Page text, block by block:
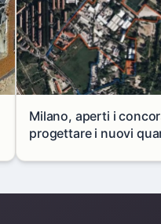
Milano, aperti i
progettare i nuovi
Mare